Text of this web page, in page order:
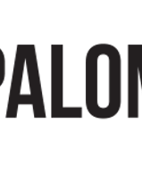
y latinoamericana